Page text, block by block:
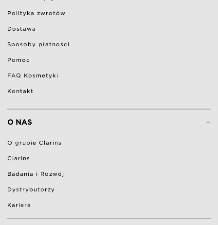
Polityka zwrotów
Dostawa
Sposoby płatności
Pomoc
FAQ Kosmetyki
Kontakt
-
O NAS
O grupie Clarins
Clarins
Badania i Rozwój
Dystrybutorzy
Kariera